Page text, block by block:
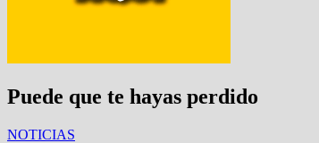
Puede que te hayas perdido
NOTICIAS